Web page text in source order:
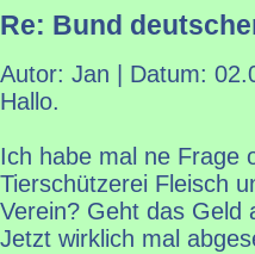
Re: Bund
Autor: Jan | Datum:
Hallo.
Ich habe mal ne Frage
Tierschützerei Fleisch
Verein? Geht das Geld
Jetzt wirklich mal